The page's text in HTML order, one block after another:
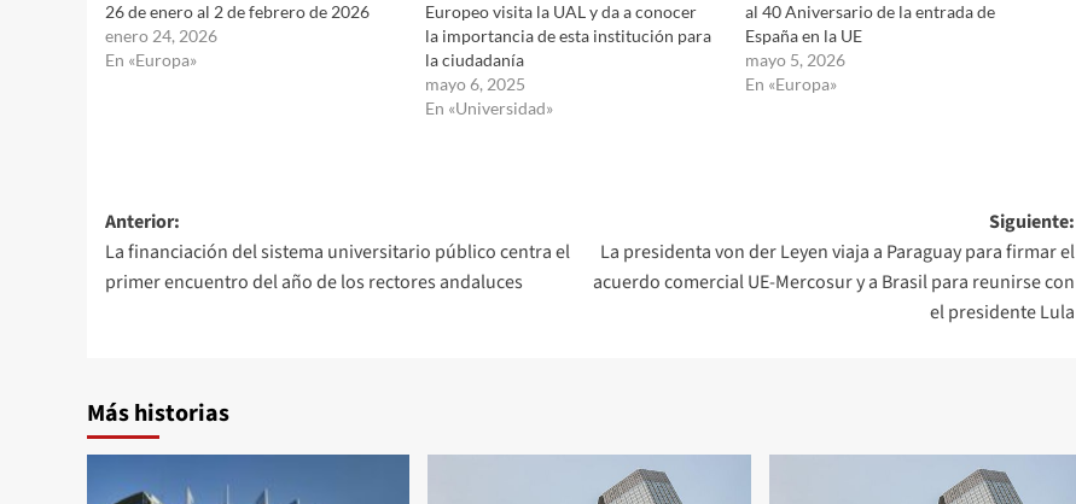
26 de enero al 2 de febrero de 2026
enero 24, 2026
En «Europa»
Europeo visita la UAL y da a conocer
la importancia de esta institución para
la ciudadanía
mayo 6, 2025
En «Universidad»
al 40 Aniversario de la entrada de
España en la UE
mayo 5, 2026
En «Europa»
Navegación
de
entradas
Anterior:
La financiación del sistema universitario público centra el
primer encuentro del año de los rectores andaluces
Siguiente:
La presidenta von der Leyen viaja a Paraguay para firmar el
acuerdo comercial UE-Mercosur y a Brasil para reunirse con
el presidente Lula
Más historias